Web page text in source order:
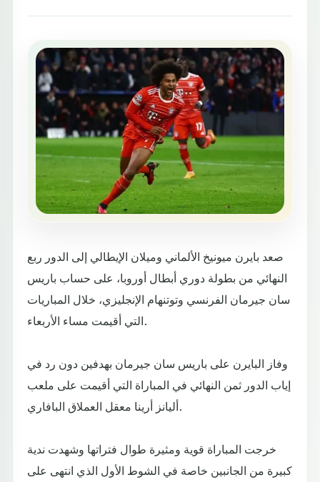
صعد بايرن ميونيخ الألماني وميلان الإيطالي إلى الدور ربع
النهائي من بطولة دوري أبطال أوروبا، على حساب باريس
سان جيرمان الفرنسي وتوتنهام الإنجليزي، خلال المباريات
التي أقيمت مساء الأربعاء.
وفاز البايرن على باريس سان جيرمان بهدفين دون رد في
إياب الدور ثمن النهائي في المباراة التي أقيمت على ملعب
أليانز أرينا معقل العملاق البافاري.
خرجت المباراة قوية ومثيرة طوال فتراتها وشهدت ندية
كبيرة من الجانبين خاصة في الشوط الأول الذي انتهى على